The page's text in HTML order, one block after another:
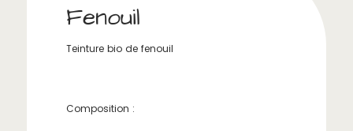
Fenouil
Teinture bio de fenouil
Composition :